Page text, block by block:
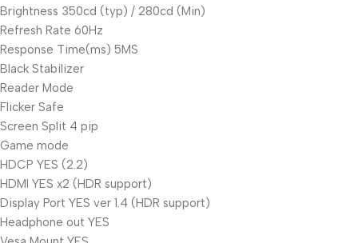
Brightness 350cd (typ) / 280cd (Min)
Refresh Rate 60Hz
Response Time(ms) 5MS
Black Stabilizer
Reader Mode
Flicker Safe
Screen Split 4 pip
Game mode
HDCP YES (2.2)
HDMI YES x2 (HDR support)
Display Port YES ver 1.4 (HDR support)
Headphone out YES